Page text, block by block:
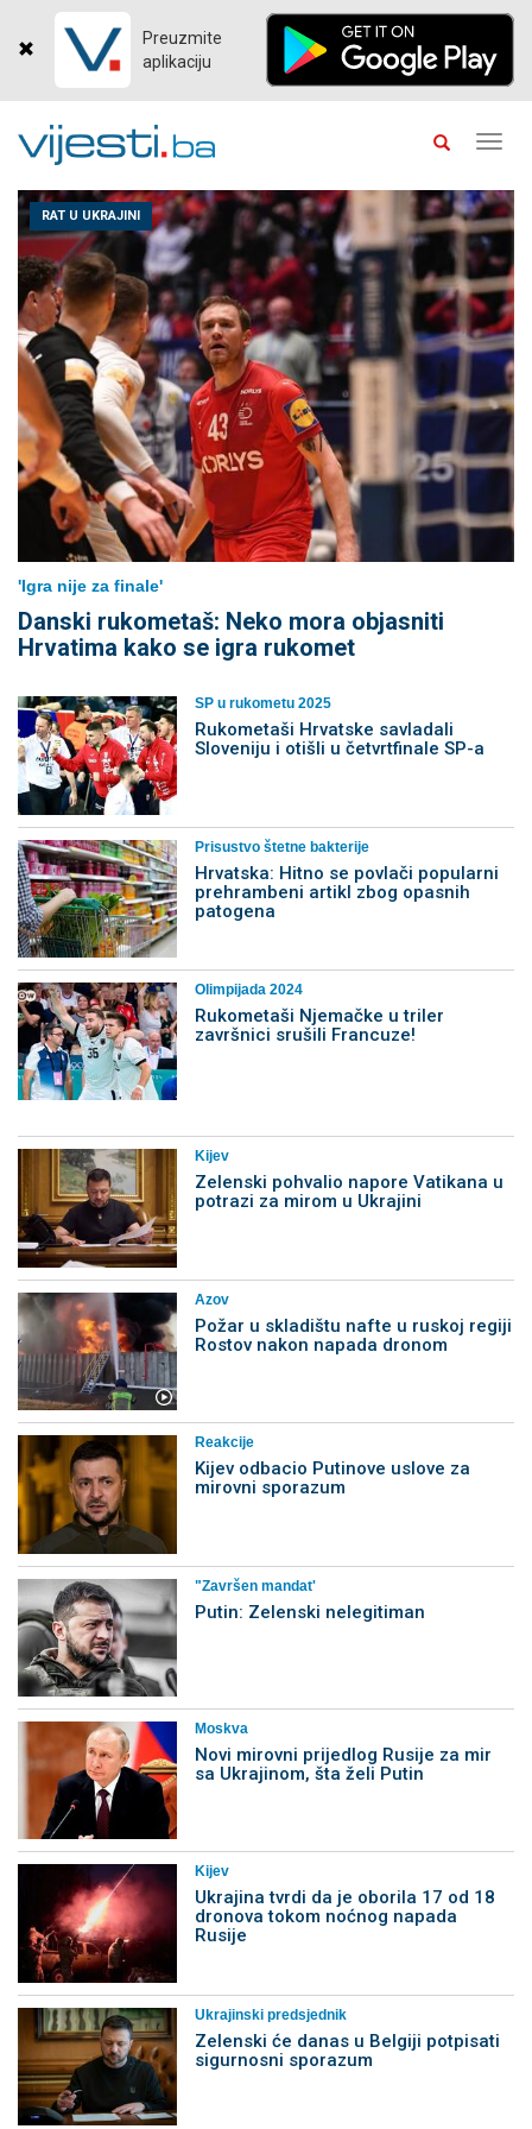
Preuzmite
aplikaciju
RAT U UKRAJINI
'Igra nije za finale'
Danski rukometaš: Neko mora objasniti
Hrvatima kako se igra rukomet
SP u rukometu 2025
Rukometaši Hrvatske savladali
Sloveniju i otišli u četvrtfinale SP-a
Prisustvo štetne bakterije
Hrvatska: Hitno se povlači popularni
prehrambeni artikl zbog opasnih
patogena
Olimpijada 2024
Rukometaši Njemačke u triler
završnici srušili Francuze!
Kijev
Zelenski pohvalio napore Vatikana u
potrazi za mirom u Ukrajini
Azov
Požar u skladištu nafte u ruskoj regiji
Rostov nakon napada dronom
Reakcije
Kijev odbacio Putinove uslove za
mirovni sporazum
"Završen mandat'
Putin: Zelenski nelegitiman
Moskva
Novi mirovni prijedlog Rusije za mir
sa Ukrajinom, šta želi Putin
Kijev
Ukrajina tvrdi da je oborila 17 od 18
dronova tokom noćnog napada
Rusije
Ukrajinski predsjednik
Zelenski će danas u Belgiji potpisati
sigurnosni sporazum